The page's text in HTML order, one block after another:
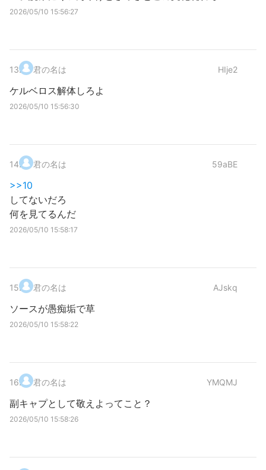
2026/05/10 15:56:27
13. 君の名は HIje2
ケルベロス解体しろよ
2026/05/10 15:56:30
14. 君の名は 59aBE
>>10
してないだろ
何を見てるんだ
2026/05/10 15:58:17
15. 君の名は AJskq
ソースが愚痴垢で草
2026/05/10 15:58:22
16. 君の名は YMQMJ
副キャプとして敬えよってこと？
2026/05/10 15:58:26